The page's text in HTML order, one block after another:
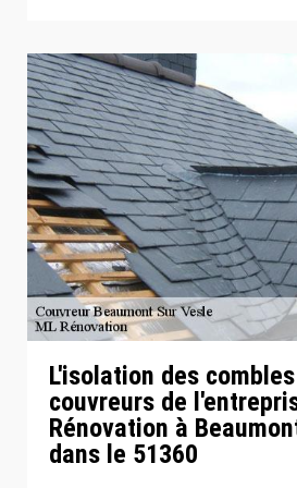
L'isolation des
couvreurs de
Rénovation à
dans le 51360